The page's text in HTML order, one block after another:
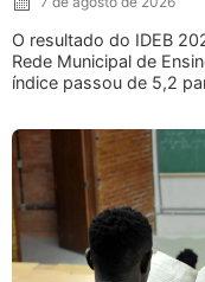
O resultado do IDEB
Rede Municipal de
índice passou de 5,2